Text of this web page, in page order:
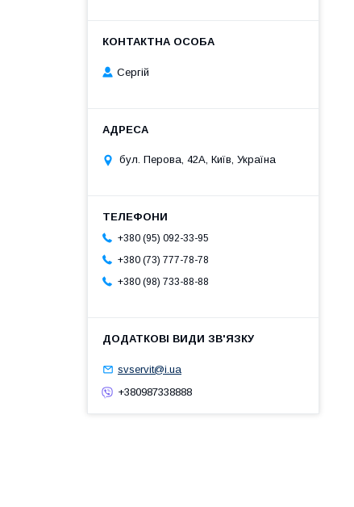
Сергій
бул. Перова, 42А, Київ, Україна
+380 (95) 092-33-95
+380 (73) 777-78-78
+380 (98) 733-88-88
svservit@i.ua
+380987338888